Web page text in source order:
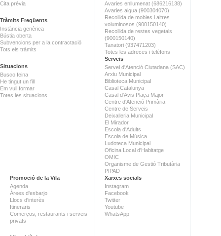
Cita prèvia
Tràmits Freqüents
Instància genèrica
Bústia oberta
Subvencions per a la contractació
Tots els tràmits
Situacions
Busco feina
He tingut un fill
Em vull formar
Totes les situacions
Avaries enllumenat (686216138)
Avaries aigua (900304070)
Recollida de mobles i altres
voluminosos (900150140)
Recollida de restes vegetals
(900150140)
Tanatori (937471203)
Totes les adreces i telèfons
Serveis
Servei d'Atenció Ciutadana (SAC)
Arxiu Municipal
Biblioteca Municipal
Casal Catalunya
Casal d'Avis Plaça Major
Centre d'Atenció Primària
Centre de Serveis
Deixalleria Municipal
El Mirador
Escola d'Adults
Escola de Música
Ludoteca Municipal
Oficina Local d'Habitatge
OMIC
Organisme de Gestió Tributària
PIPAD
Promoció de la Vila
Agenda
Àrees d'esbarjo
Llocs d'interès
Itineraris
Comerços, restaurants i serveis
privats
Xarxes socials
Instagram
Facebook
Twitter
Youtube
WhatsApp